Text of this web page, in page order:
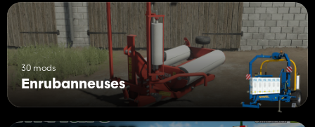
30 mods
Enrubanneuses